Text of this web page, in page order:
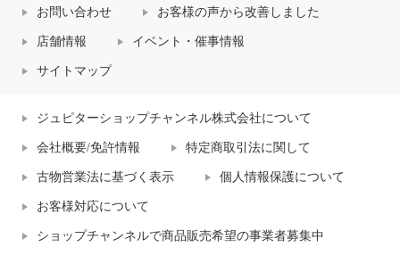
お問い合わせ お客様の声から改善しました
店舗情報 イベント・催事情報
サイトマップ
ジュピターショップチャンネル株式会社について
会社概要/免許情報 特定商取引法に関して
古物営業法に基づく表示 個人情報保護について
お客様対応について
ショップチャンネルで商品販売希望の事業者募集中